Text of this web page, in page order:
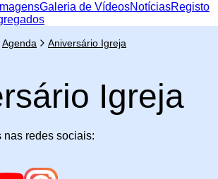
Galeria de VídeosNotíciasRegisto
Agenda Aniversário Igreja
Igreja
nas redes sociais: